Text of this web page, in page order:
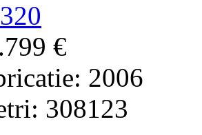
€
2006
308123